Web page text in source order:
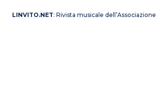
LINVITO.NET: Rivista musicale dell’Associazione